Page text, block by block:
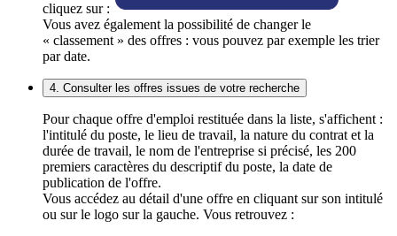
cliquez sur :
Vous avez également la possibilité de changer le
« classement » des offres : vous pouvez par exemple les trier
par date.
4. Consulter les offres issues de votre recherche
Pour chaque offre d'emploi restituée dans la liste, s'affichent :
l'intitulé du poste, le lieu de travail, la nature du contrat et la
durée de travail, le nom de l'entreprise si précisé, les 200
premiers caractères du descriptif du poste, la date de
publication de l'offre.
Vous accédez au détail d'une offre en cliquant sur son intitulé
ou sur le logo sur la gauche. Vous retrouvez :